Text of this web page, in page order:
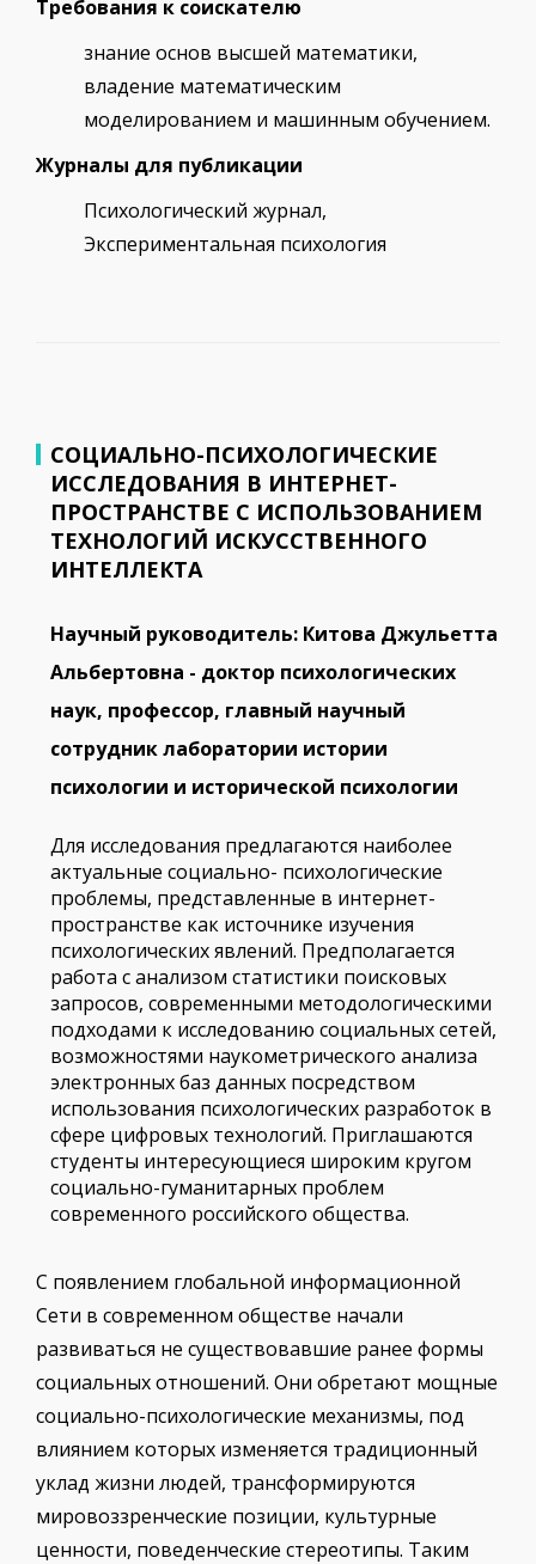
Требования к соискателю
знание основ высшей математики,
владение математическим
моделированием и машинным обучением.
Журналы для публикации
Психологический журнал,
Экспериментальная психология
СОЦИАЛЬНО-ПСИХОЛОГИЧЕСКИЕ
ИССЛЕДОВАНИЯ В ИНТЕРНЕТ-
ПРОСТРАНСТВЕ С ИСПОЛЬЗОВАНИЕМ
ТЕХНОЛОГИЙ ИСКУССТВЕННОГО
ИНТЕЛЛЕКТА
Научный руководитель: Китова Джульетта
Альбертовна - доктор психологических
наук, профессор, главный научный
сотрудник лаборатории истории
психологии и исторической психологии
Для исследования предлагаются наиболее
актуальные социально- психологические
проблемы, представленные в интернет-
пространстве как источнике изучения
психологических явлений. Предполагается
работа с анализом статистики поисковых
запросов, современными методологическими
подходами к исследованию социальных сетей,
возможностями наукометрического анализа
электронных баз данных посредством
использования психологических разработок в
сфере цифровых технологий. Приглашаются
студенты интересующиеся широким кругом
социально-гуманитарных проблем
современного российского общества.
С появлением глобальной информационной
Сети в современном обществе начали
развиваться не существовавшие ранее формы
социальных отношений. Они обретают мощные
социально-психологические механизмы, под
влиянием которых изменяется традиционный
уклад жизни людей, трансформируются
мировоззренческие позиции, культурные
ценности, поведенческие стереотипы. Таким